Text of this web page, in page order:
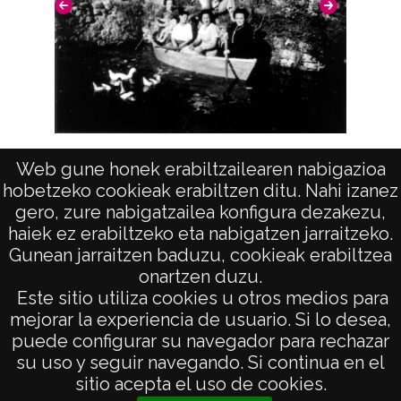
Web gune honek erabiltzailearen nabigazioa
hobetzeko cookieak erabiltzen ditu. Nahi izanez
gero, zure nabigatzailea konfigura dezakezu,
haiek ez erabiltzeko eta nabigatzen jarraitzeko.
Gunean jarraitzen baduzu, cookieak erabiltzea
onartzen duzu.
Este sitio utiliza cookies u otros medios para
mejorar la experiencia de usuario. Si lo desea,
puede configurar su navegador para rechazar
su uso y seguir navegando. Si continua en el
sitio acepta el uso de cookies.
Signaturas: ; Internegativo: VAR-IN-001-234-
1 ; Positivo copia: VAR-PC-234-1 ; Copia
digital: VAR-CD-01-10578 ; Internegativo:
VAR-IN-001-234-2 ; Positivo copia: VAR-PC-
Licencia de las imágenes
CC BY-NC-SA 4.0
En bote por el foso
AVISO LEGAL
POLÍTICA DE PRIVACIDAD
ACCESIBILIDAD
ATENCIÓN CIUDADANA